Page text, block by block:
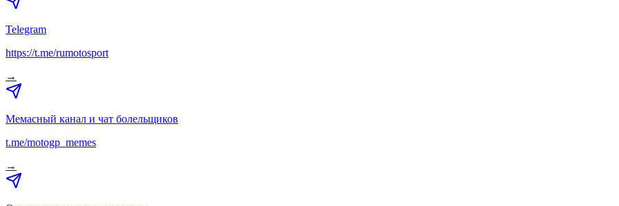
Telegram
https://t.me/rumotosport
→
Мемасный канал и чат болельщиков
t.me/motogp_memes
→